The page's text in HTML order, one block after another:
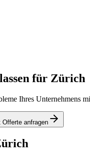
für Zürich
Ihres Unternehmens
Offerte anfragen